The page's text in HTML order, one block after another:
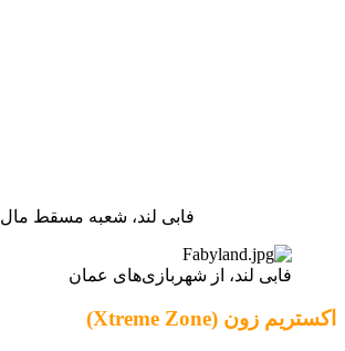
فابی لند، شعبه مسقط مال
فابی لند، از شهربازی‌های عمان
اکستریم زون (Xtreme Zone)